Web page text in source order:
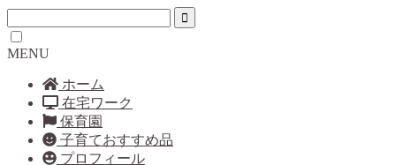
MENU
ホーム
在宅ワーク
保育園
子育ておすすめ品
プロフィール